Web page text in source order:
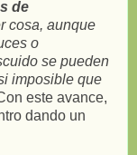
de
cosa, aunque
o
se pueden
imposible que
este avance,
dando un